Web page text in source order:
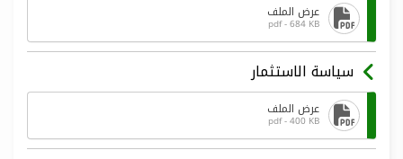
عرض الملف
pdf - 684 KB
سياسة الاستثمار
عرض الملف
pdf - 400 KB